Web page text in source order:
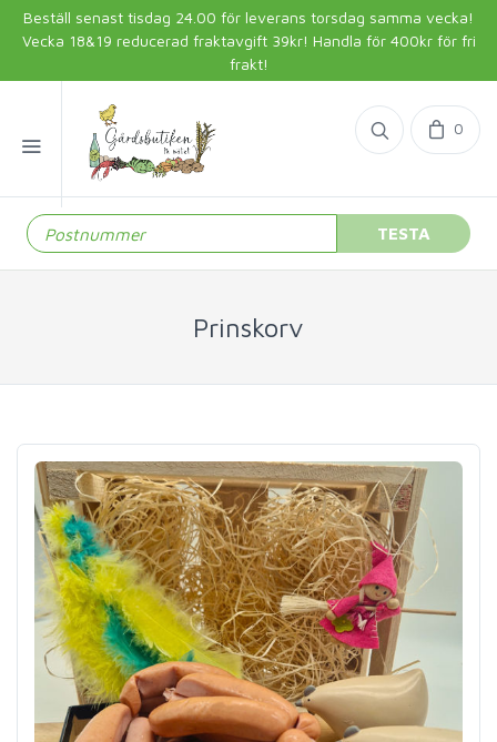
Beställ senast tisdag 24.00 för leverans torsdag samma vecka!
Vecka 18&19 reducerad fraktavgift 39kr! Handla för 400kr för fri
frakt!
0
TESTA
Prinskorv